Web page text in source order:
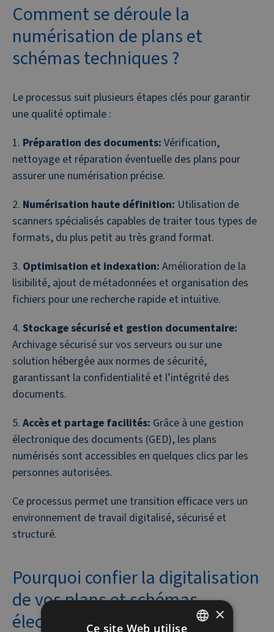
Comment se déroule la
numérisation de plans et
schémas techniques ?
Le processus suit plusieurs étapes clés pour garantir
une qualité optimale :
Préparation des documents: Vérification,
nettoyage et réparation éventuelle des plans pour
assurer une numérisation précise.
Numérisation haute définition: Utilisation de
scanners spécialisés capables de traiter tous types de
formats, du plus petit au très grand format.
Optimisation et indexation: Amélioration de la
lisibilité, ajout de métadonnées et organisation des
fichiers pour une recherche rapide et intuitive.
Stockage sécurisé et gestion documentaire:
Archivage sécurisé sur vos serveurs ou sur une
solution hébergée aux normes de sécurité,
garantissant la confidentialité et l’intégrité des
documents.
Accès et partage facilités: Grâce à une gestion
électronique des documents (GED), les plans
numérisés sont accessibles en quelques clics par les
personnes autorisées.
Ce processus permet une transition efficace vers un
environnement de travail digitalisé, sécurisé et
structuré.
Pourquoi confier la digitalisation
de vos plans et schémas
électriques à Village n°1
×
Ce site Web utilise